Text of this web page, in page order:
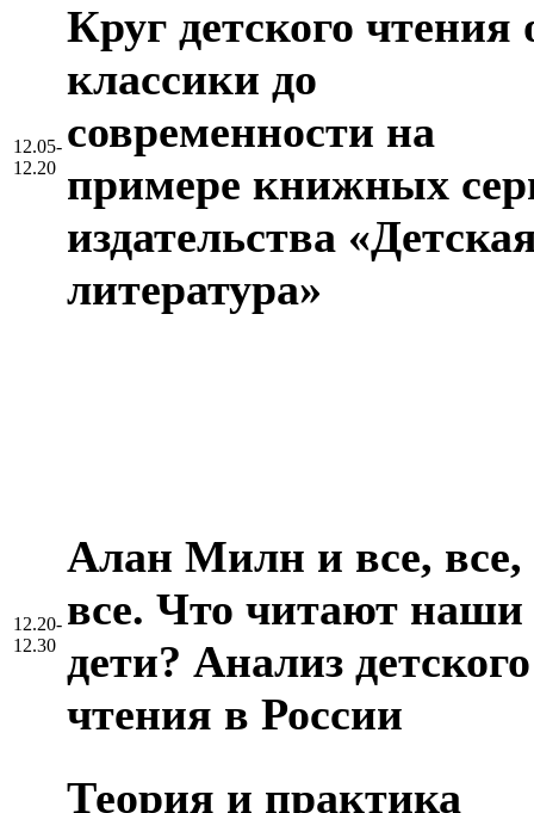
12.05-
12.20
Круг детского чтения
классики до
современности на
примере книжных
издательства
литература»
12.20-
12.30
Алан Милн и все, все,
все. Что читают наши
дети? Анализ детского
чтения в России
Теория и практика